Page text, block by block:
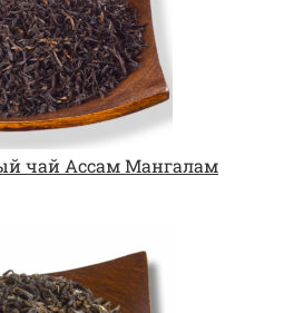
чай Ассам Мангалам